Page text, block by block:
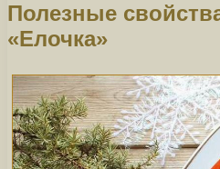
Полезные
«Елочка»